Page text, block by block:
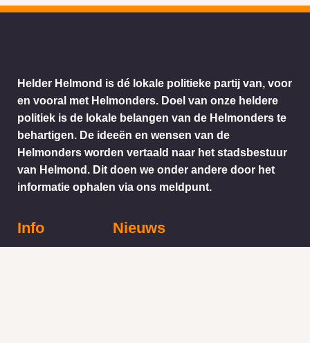
Helder Helmond is dé lokale politieke partij van, voor
en vooral met Helmonders. Doel van onze heldere
politiek is de lokale belangen van de Helmonders te
behartigen. De ideeën en wensen van de
Helmonders worden vertaald naar het stadsbestuur
van Helmond. Dit doen we onder andere door het
informatie ophalen via ons meldpunt.
Info Nieuws